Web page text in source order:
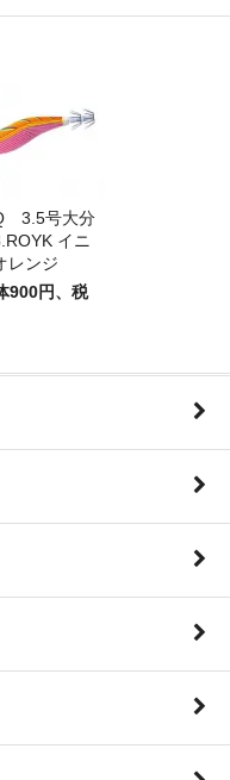
3.5号大分
イニ
レンジ
900円、税